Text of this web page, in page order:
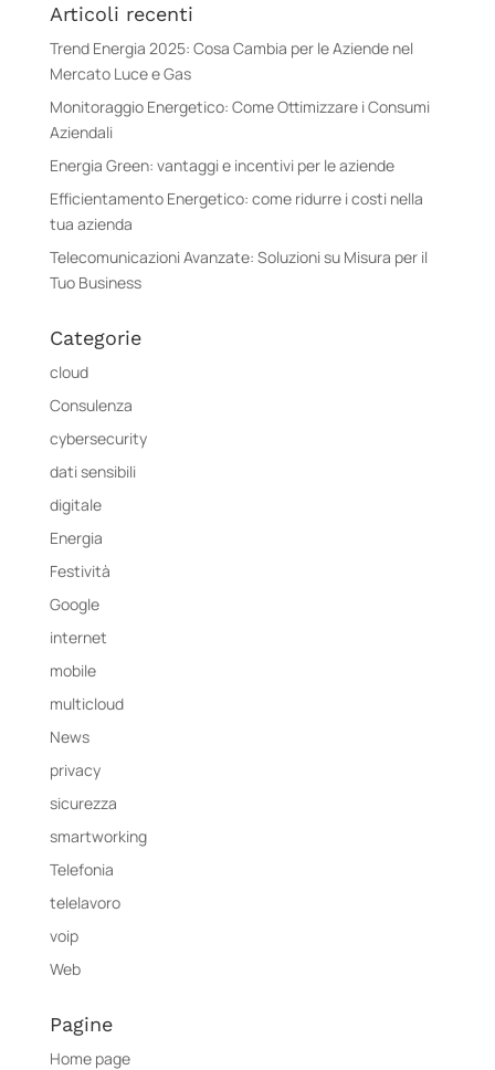
Articoli recenti
Trend Energia 2025: Cosa Cambia per le Aziende nel
Mercato Luce e Gas
Monitoraggio Energetico: Come Ottimizzare i Consumi
Aziendali
Energia Green: vantaggi e incentivi per le aziende
Efficientamento Energetico: come ridurre i costi nella
tua azienda
Telecomunicazioni Avanzate: Soluzioni su Misura per il
Tuo Business
Categorie
cloud
Consulenza
cybersecurity
dati sensibili
digitale
Energia
Festività
Google
internet
mobile
multicloud
News
privacy
sicurezza
smartworking
Telefonia
telelavoro
voip
Web
Pagine
Home page